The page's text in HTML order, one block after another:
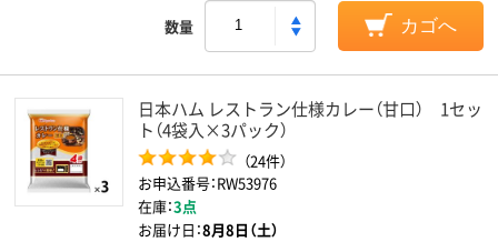
数量 カゴへ
日本ハム レストラン仕様カレー（甘口） 1セッ
ト（4袋入×3パック）
（24件）
お申込番号：RW53976
在庫：3点
お届け日：8月8日（土）